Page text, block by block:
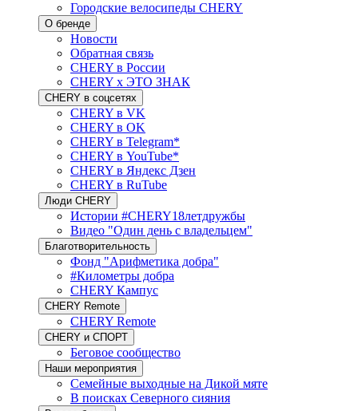
Городские велосипеды CHERY
О бренде
Новости
Обратная связь
CHERY в России
CHERY x ЭТО ЗНАК
CHERY в соцсетях
CHERY в VK
CHERY в OK
CHERY в Telegram*
CHERY в YouTube*
CHERY в Яндекс Дзен
CHERY в RuTube
Люди CHERY
Истории #CHERY18летдружбы
Видео "Один день с владельцем"
Благотворительность
Фонд "Арифметика добра"
#Километры добра
CHERY Кампус
CHERY Remote
CHERY Remote
CHERY и СПОРТ
Беговое сообщество
Наши мероприятия
Семейные выходные на Дикой мяте
В поисках Северного сияния